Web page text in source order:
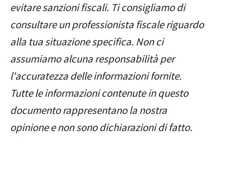
evitare sanzioni fiscali. Ti consigliamo di
consultare un professionista fiscale riguardo
alla tua situazione specifica. Non ci
assumiamo alcuna responsabilità per
l'accuratezza delle informazioni fornite.
Tutte le informazioni contenute in questo
documento rappresentano la nostra
opinione e non sono dichiarazioni di fatto.